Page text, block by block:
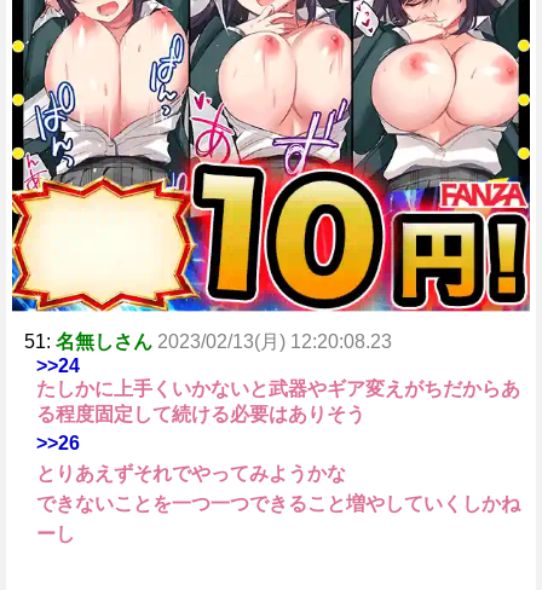
51: 名無しさん 2023/02/13(月) 12:20:08.23
>>24
たしかに上手くいかないと武器やギア変えがちだからあ
る程度固定して続ける必要はありそう
>>26
とりあえずそれでやってみようかな
できないことを一つ一つできること増やしていくしかね
ーし